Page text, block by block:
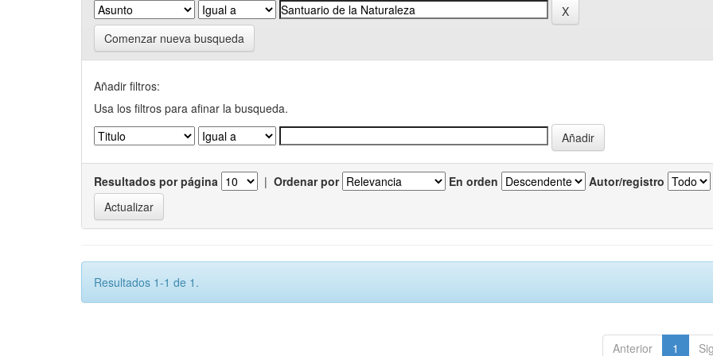
Comenzar nueva busqueda
Añadir filtros:
Usa los filtros para afinar la busqueda.
Resultados por página | Ordenar por En orden Autor/registro
Resultados 1-1 de 1.
Anterior 1